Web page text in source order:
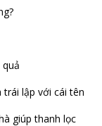
trái lập với cái tên
giúp thanh lọc